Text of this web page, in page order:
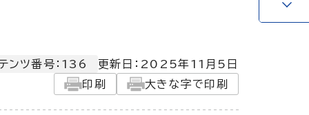
ンツ番号：136 更新日： 2025年11月5日
印刷
大きな字で印刷